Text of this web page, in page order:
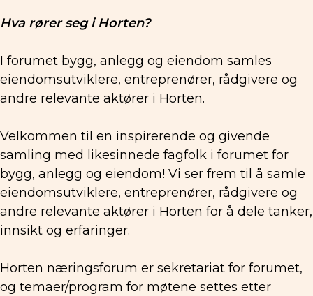
Hva rører seg i Horten?
I forumet bygg, anlegg og eiendom samles
eiendomsutviklere, entreprenører, rådgivere og
andre relevante aktører i Horten.
Velkommen til en inspirerende og givende
samling med likesinnede fagfolk i forumet for
bygg, anlegg og eiendom! Vi ser frem til å samle
eiendomsutviklere, entreprenører, rådgivere og
andre relevante aktører i Horten for å dele tanker,
innsikt og erfaringer.
Horten næringsforum er sekretariat for forumet,
og temaer/program for møtene settes etter